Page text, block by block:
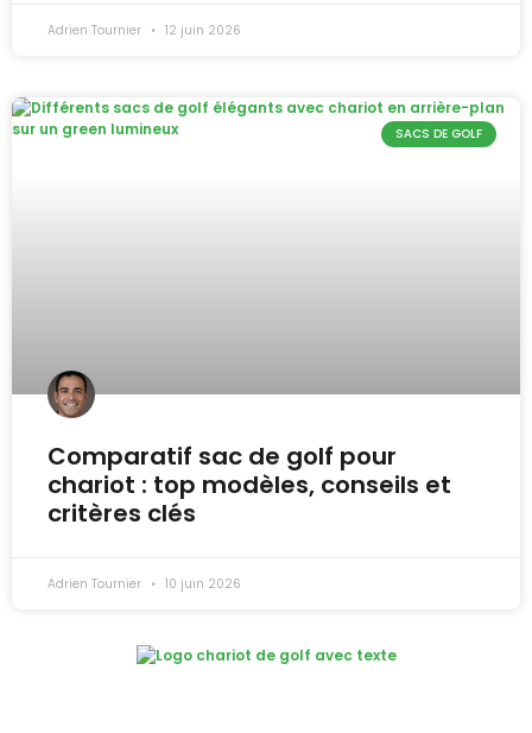
Adrien Tournier 12 juin 2026
SACS DE GOLF
Comparatif sac de golf pour
chariot : top modèles, conseils et
critères clés
Adrien Tournier 10 juin 2026